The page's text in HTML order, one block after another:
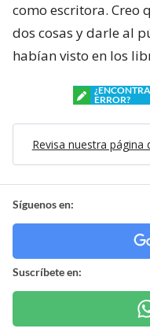
como escritora. Creo
dos cosas y darle al
habían visto en los
ERROR?
Revisa nuestra página
Síguenos en:
Suscríbete en: